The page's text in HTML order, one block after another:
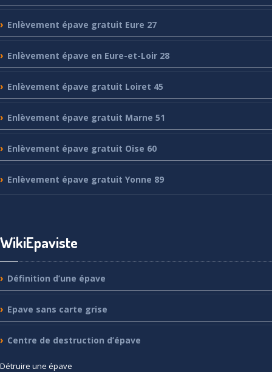
Enlèvement épave gratuit Eure 27
Enlèvement épave en Eure-et-Loir 28
Enlèvement épave gratuit Loiret 45
Enlèvement épave gratuit Marne 51
Enlèvement épave gratuit Oise 60
Enlèvement épave gratuit Yonne 89
WikiEpaviste
Définition d’une épave
Epave sans carte grise
Centre de destruction d’épave
Détruire une épave